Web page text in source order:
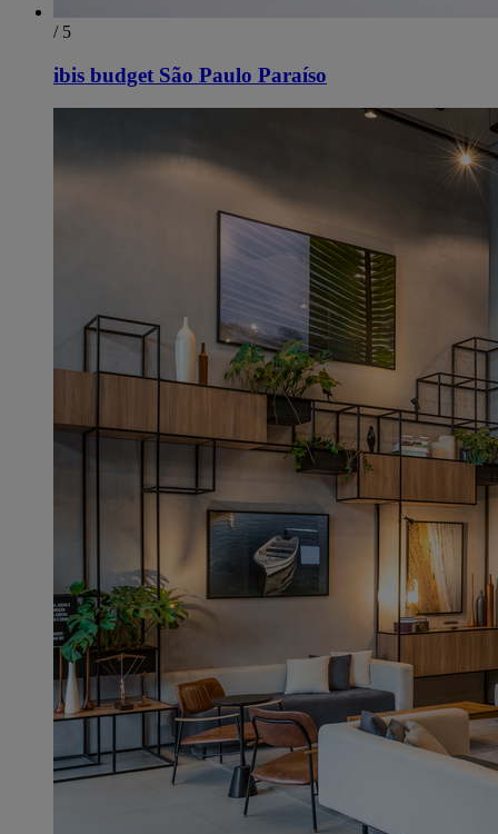
/ 5
ibis budget São Paulo Paraíso